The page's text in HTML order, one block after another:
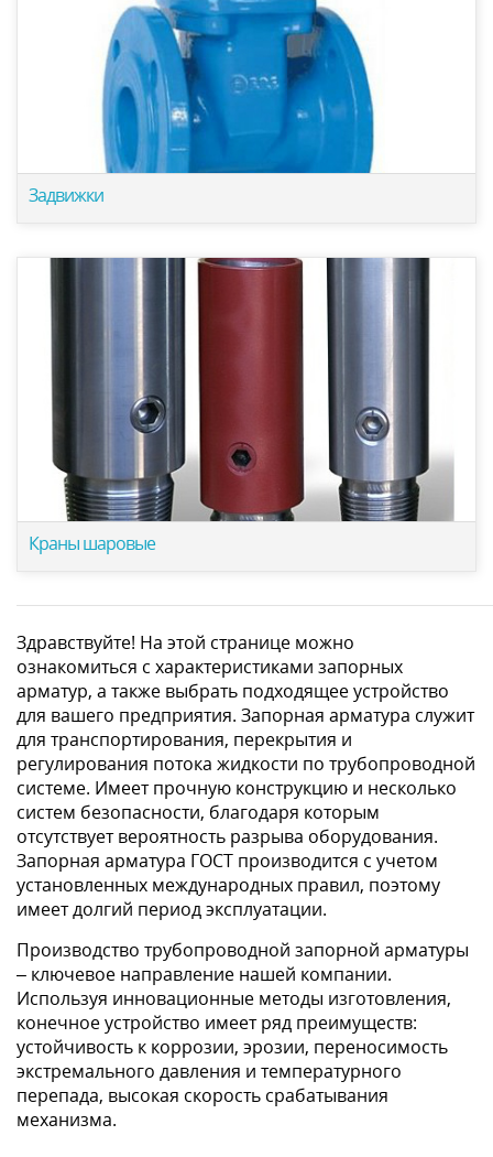
Задвижки
Краны шаровые
Здравствуйте! На этой странице можно
ознакомиться с характеристиками запорных
арматур, а также выбрать подходящее устройство
для вашего предприятия. Запорная арматура служит
для транспортирования, перекрытия и
регулирования потока жидкости по трубопроводной
системе. Имеет прочную конструкцию и несколько
систем безопасности, благодаря которым
отсутствует вероятность разрыва оборудования.
Запорная арматура ГОСТ производится с учетом
установленных международных правил, поэтому
имеет долгий период эксплуатации.
Производство трубопроводной запорной арматуры
– ключевое направление нашей компании.
Используя инновационные методы изготовления,
конечное устройство имеет ряд преимуществ:
устойчивость к коррозии, эрозии, переносимость
экстремального давления и температурного
перепада, высокая скорость срабатывания
механизма.